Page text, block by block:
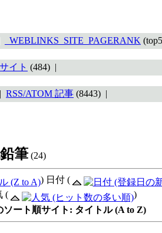
_WEBLINKS_SITE_PAGERANK
イト (484) |
RSS/ATOM 記事 (8443) |
筆 (24)
) 日付 (
(
)
ソート順サイト: タイトル (A to Z)